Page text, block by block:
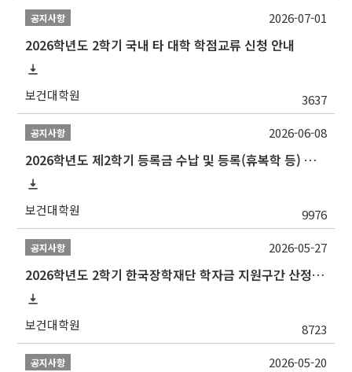
공지사항
2026학년도 2학기 국내 타 대학 학점교류 신청 안내
보건대학원 3637
2026-07-01
공지사항
2026학년도 제2학기 등록금 수납 및 등록(휴복학 등) 일정 안내
보건대학원 9976
2026-06-08
공지사항
2026학년도 2학기 한국장학재단 학자금 지원구간 산정 신청 안내
보건대학원 8723
2026-05-27
공지사항 2026-05-20